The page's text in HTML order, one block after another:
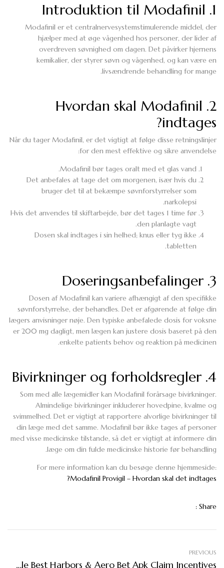
1. Introduktion til Modafinil
Modafinil er et centralnervesystemstimulerende middel, der
hjælper med at øge vågenhed hos personer, der lider af
overdreven søvnighed om dagen. Det påvirker hjernens
kemikalier, der styrer søvn og vågenhed, og kan være en
livsændrende behandling for mange.
2. Hvordan skal Modafinil
indtages?
Når du tager Modafinil, er det vigtigt at følge disse retningslinjer
for den mest effektive og sikre anvendelse:
Modafinil bør tages oralt med et glas vand.
Det anbefales at tage det om morgenen, især hvis du
bruger det til at bekæmpe søvnforstyrrelser som
narkolepsi.
Hvis det anvendes til skiftarbejde, bør det tages 1 time før
den planlagte vagt.
Dosen skal indtages i sin helhed; knus eller tyg ikke
tabletten.
3. Doseringsanbefalinger
Dosen af Modafinil kan variere afhængigt af den specifikke
søvnforstyrrelse, der behandles. Det er afgørende at følge din
lægers anvisninger nøje. Den typiske anbefalede dosis for voksne
er 200 mg dagligt, men lægen kan justere dosis baseret på den
enkelte patients behov og reaktion på medicinen.
4. Bivirkninger og forholdsregler
Som med alle lægemidler kan Modafinil forårsage bivirkninger.
Almindelige bivirkninger inkluderer hovedpine, kvalme og
svimmelhed. Det er vigtigt at rapportere alvorlige bivirkninger til
din læge med det samme. Modafinil bør ikke tages af personer
med visse medicinske tilstande, så det er vigtigt at informere din
læge om din fulde medicinske historie før behandling.
For mere information kan du besøge denne hjemmeside:
Modafinil Provigil – Hvordan skal det indtages?
Share :
PREVIOUS
Gamble Best Harbors & Aero Bet Apk Claim Incentives